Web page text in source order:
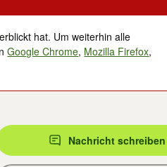
hat. Um weiterhin alle
Google Chrome, Mozilla Firefox,
Nachricht schreiben